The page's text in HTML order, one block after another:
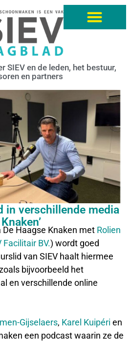
SIEV en de leden, het bestuur,
en partners
in verschillende media
Haagse Knaken met Rolien
Facilitair BV.) wordt goed
van SIEV haalt hiermee
bijvoorbeeld het
en verschillende online
Gijselaers, Karel Kuipéri en
een podcast waarin ze de